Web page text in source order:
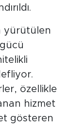
yürütülen
özellikle
hizmet
gösteren